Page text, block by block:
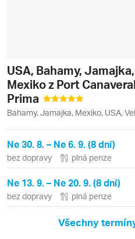
USA, Bahamy,
Mexiko z Port
Prima
Bahamy, Jamajka, Mexiko, USA,
Ne 30. 8. – Ne 6. 9. (8 dní)
bez dopravy plná penze
Ne 13. 9. – Ne 20. 9. (8 dní)
bez dopravy plná penze
Všechny